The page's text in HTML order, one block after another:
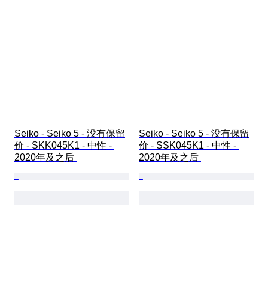
Seiko - Seiko 5 - 没有保留
价 - SKK045K1 - 中性 -
2020年及之后
Seiko - Seiko 5 - 没有保留
价 - SSK045K1 - 中性 -
2020年及之后